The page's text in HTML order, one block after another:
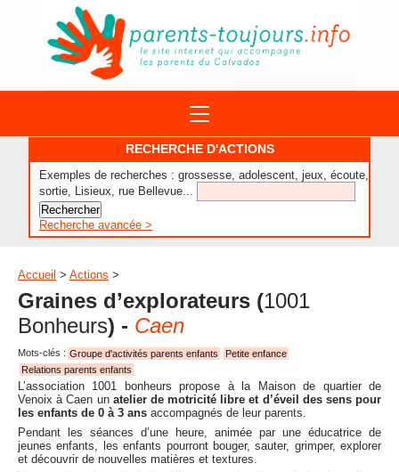
1ÈRE VISITE
AGENDA
APPELS A PROJET
DISPOSITIFS PARENTALITÉ
SITES INTERNET
LETTRES D’INFO
MENTIONS LÉGALES
CONTACT
ACTIONS
STRUCTURES
DOCUMENTS
FORMATIONS
RECHERCHE D'ACTIONS
Exemples de recherches : grossesse, adolescent, jeux, écoute,
sortie, Lisieux, rue Bellevue...
Recherche avancée >
Accueil > Actions >
Graines d’explorateurs (1001
Bonheurs) - Caen
Mots-clés : Groupe d'activités parents enfants
Petite enfance
Relations parents enfants
L’association 1001 bonheurs propose à la Maison de quartier de
Venoix à Caen un atelier de motricité libre et d’éveil des sens pour
les enfants de 0 à 3 ans accompagnés de leur parents.
Pendant les séances d’une heure, animée par une éducatrice de
jeunes enfants, les enfants pourront bouger, sauter, grimper, explorer
et découvrir de nouvelles matières et textures.